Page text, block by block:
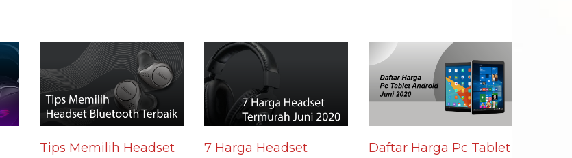
Tips Memilih Headset
7 Harga Headset
Daftar Harga Pc Tablet